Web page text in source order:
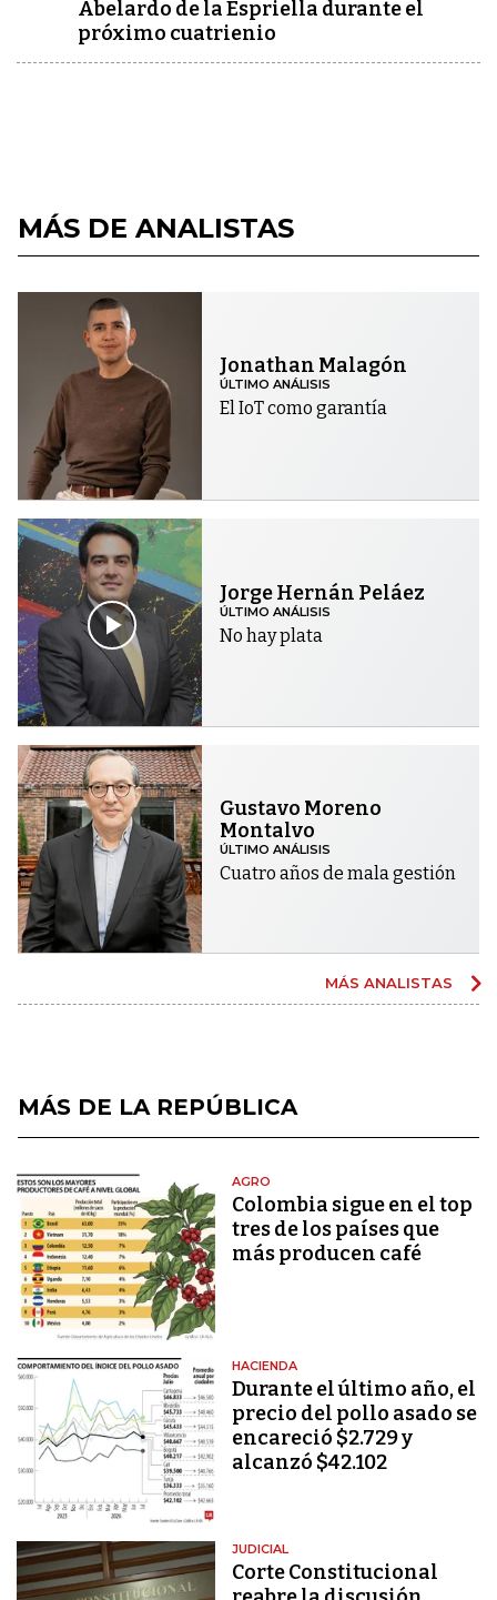
Abelardo de la Espriella durante el
próximo cuatrienio
MÁS DE ANALISTAS
Jonathan Malagón
ÚLTIMO ANÁLISIS
El IoT como garantía
Jorge Hernán Peláez
ÚLTIMO ANÁLISIS
No hay plata
Gustavo Moreno
Montalvo
ÚLTIMO ANÁLISIS
Cuatro años de mala gestión
MÁS ANALISTAS
MÁS DE LA REPÚBLICA
AGRO
Colombia sigue en el top
tres de los países que
más producen café
HACIENDA
Durante el último año, el
precio del pollo asado se
encareció $2.729 y
alcanzó $42.102
JUDICIAL
Corte Constitucional